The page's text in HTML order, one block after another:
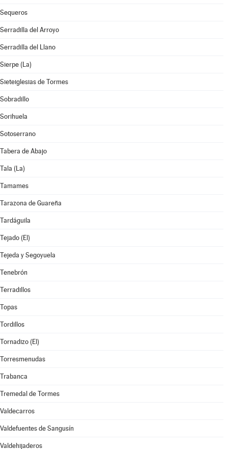
Sequeros
Serradilla del Arroyo
Serradilla del Llano
Sierpe (La)
Sieteiglesias de Tormes
Sobradillo
Sorihuela
Sotoserrano
Tabera de Abajo
Tala (La)
Tamames
Tarazona de Guareña
Tardáguila
Tejado (El)
Tejeda y Segoyuela
Tenebrón
Terradillos
Topas
Tordillos
Tornadizo (El)
Torresmenudas
Trabanca
Tremedal de Tormes
Valdecarros
Valdefuentes de Sangusín
Valdehijaderos